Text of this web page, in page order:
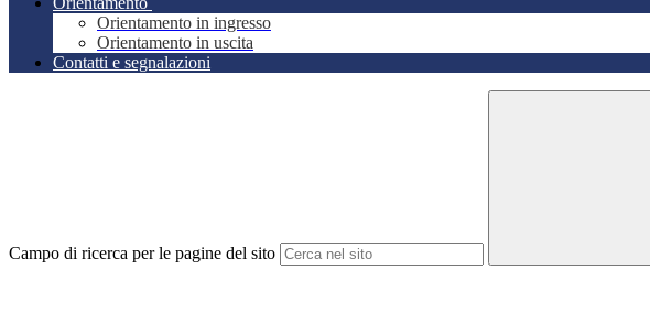
Orientamento in ingresso
Orientamento in uscita
Contatti e segnalazioni
Campo di ricerca per le pagine del sito